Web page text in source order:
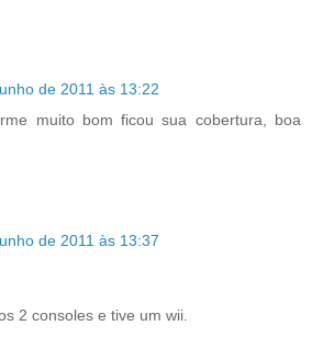
de 2011 às 13:22
muito bom ficou sua cobertura, boa
de 2011 às 13:37
2 consoles e tive um wii.